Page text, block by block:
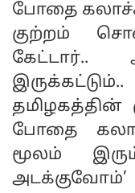
போதை
குற்றம்
போதை
மூலம்